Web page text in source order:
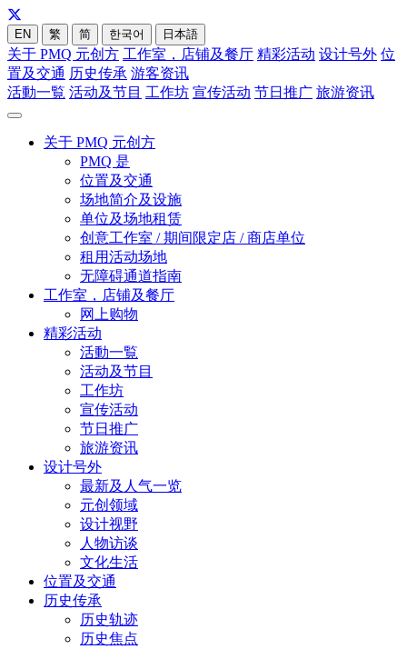
EN 繁 简 한국어 日本語
关于 PMQ 元创方 工作室，店铺及餐厅 精彩活动 设计号外 位
置及交通 历史传承 游客资讯
活動一覧 活动及节目 工作坊 宣传活动 节日推广 旅游资讯
关于 PMQ 元创方
PMQ 是
位置及交通
场地简介及设施
单位及场地租赁
创意工作室 / 期间限定店 / 商店单位
租用活动场地
无障碍通道指南
工作室，店铺及餐厅
网上购物
精彩活动
活動一覧
活动及节目
工作坊
宣传活动
节日推广
旅游资讯
设计号外
最新及人气一览
元创领域
设计视野
人物访谈
文化生活
位置及交通
历史传承
历史轨迹
历史焦点